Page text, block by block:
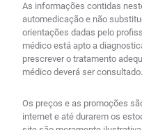
As informações contidas
automedicação e não
orientações dadas pelo
médico está apto a
prescrever o tratamento
médico deverá ser consultado.
Os preços e as promoções
internet e até durarem os